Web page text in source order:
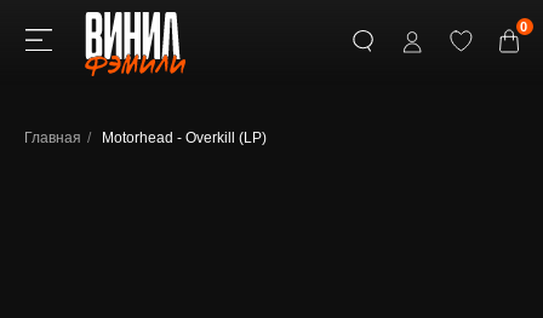
Главная / Motorhead - Overkill (LP)